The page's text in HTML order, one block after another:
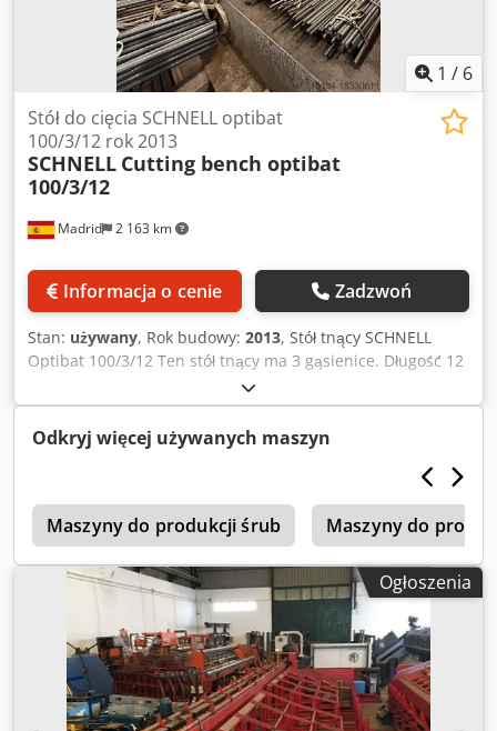
1 / 6
Madrid 2 163 km
Stół do cięcia SCHNELL optibat
100/3/12 rok 2013
SCHNELL Cutting bench optibat
100/3/12
Informacja o cenie Zadzwoń
Stan: używany, Rok budowy: 2013, Stół tnący SCHNELL
Optibat 100/3/12 Ten stół tnący ma 3 gąsienice. Długość 12
metrów. Może ciąć materiały o grubości do 40 mm.
Wyprodukowany w 2001 roku, poprawiony w 2013 roku.
Dodpfx Asvtp Uxoafswa Liczba utworów: 3 Długość: 12m
Grubość materiału: Cięcie do 40 mm
Odkryj więcej używanych maszyn
Maszyny do produkcji śrub Maszyny do
Ogłoszenia